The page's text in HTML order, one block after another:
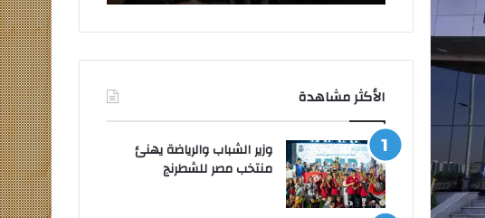
الأكثر مشاهدة
وزير الشباب والرياضة يهنئ
منتخب مصر للشطرنج